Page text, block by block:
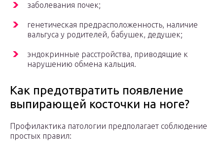
заболевания почек;
генетическая предрасположенность, наличие
вальгуса у родителей, бабушек, дедушек;
эндокринные расстройства, приводящие к
нарушению обмена кальция.
Как предотвратить появление
выпирающей косточки на ноге?
Профилактика патологии предполагает соблюдение
простых правил: